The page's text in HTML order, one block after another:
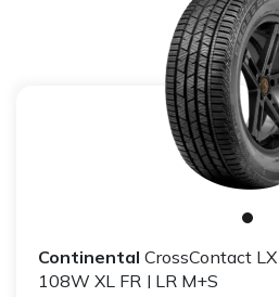
Continental CrossContact
108W XL FR J LR M+S